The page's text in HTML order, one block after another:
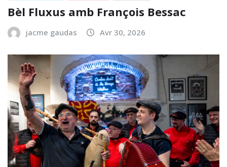
Bèl Fluxus amb François Bessac
jacme gaudas Avr 30, 2026